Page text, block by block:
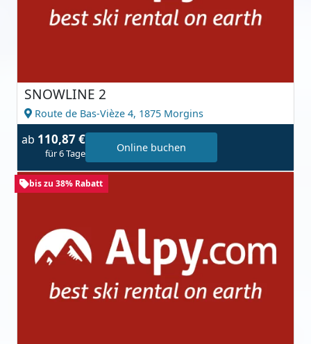
SNOWLINE 2
Route de Bas-Vièze 4, 1875 Morgins
ab 110,87 €
für 6 Tage Online buchen
bis zu 38% Rabatt